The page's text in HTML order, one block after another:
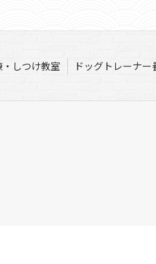
しつけ教室 ドッグトレーナー